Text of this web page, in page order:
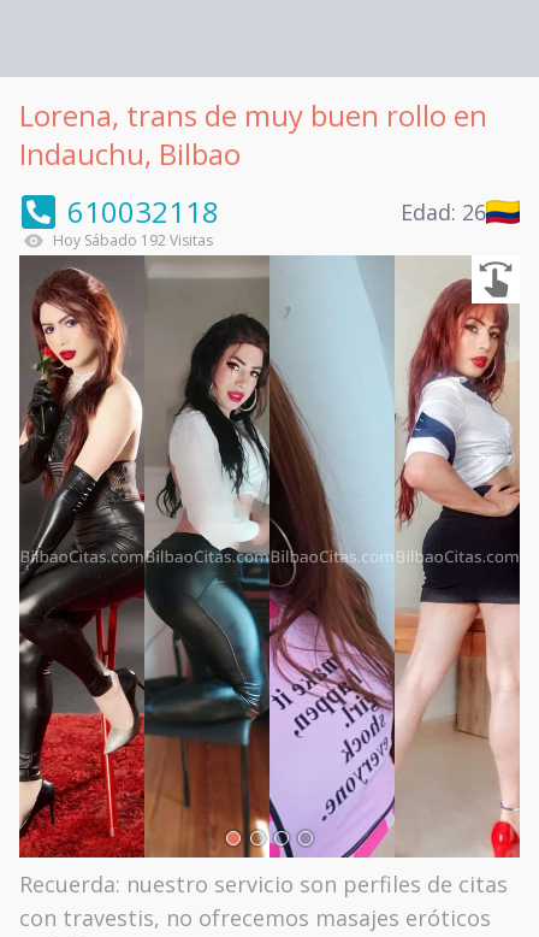
Lorena, trans de muy buen rollo en
Indauchu, Bilbao
610032118
Edad: 26
Hoy Sábado 192 Visitas
Recuerda: nuestro servicio son perfiles de citas
con travestis, no ofrecemos masajes eróticos